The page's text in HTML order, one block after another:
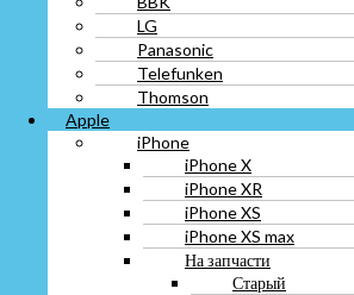
LG
Panasonic
Telefunken
Thomson
Apple
iPhone
iPhone X
iPhone XR
iPhone XS
iPhone XS max
На запчасти
Старый
iPhone
iPhone
iPhone
iPhone
На
iPad